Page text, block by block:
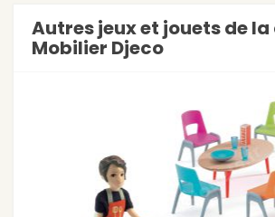
Autres jeux et jouets de
Mobilier Djeco